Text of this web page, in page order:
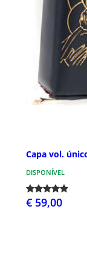
Capa vol.
DISPONÍVEL
€ 59,00